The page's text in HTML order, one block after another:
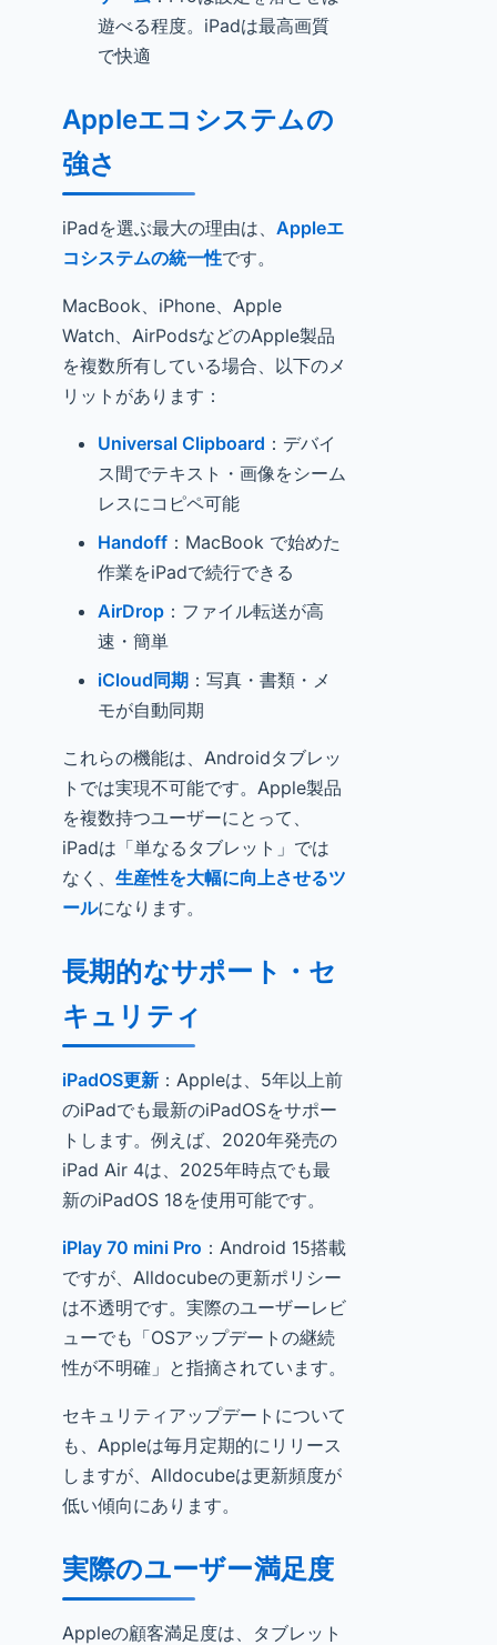
遊べる程度。iPadは最高画質
で快適
Appleエコシステムの
強さ
iPadを選ぶ最大の理由は、 Appleエ
コシステムの統一性です。
MacBook、iPhone、Apple
Watch、AirPodsなどのApple製品
を複数所有している場合、以下のメ
リットがあります：
Universal Clipboard ：デバイ
ス間でテキスト・画像をシーム
レスにコピペ可能
Handoff ：MacBook で始めた
作業をiPadで続行できる
AirDrop ：ファイル転送が高
速・簡単
iCloud同期 ：写真・書類・メ
モが自動同期
これらの機能は、Androidタブレッ
トでは実現不可能です。Apple製品
を複数持つユーザーにとって、
iPadは「単なるタブレット」では
なく、 生産性を大幅に向上させるツ
ールになります。
長期的なサポート・セ
キュリティ
iPadOS更新 ：Appleは、5年以上前
のiPadでも最新のiPadOSをサポー
トします。例えば、2020年発売の
iPad Air 4は、2025年時点でも最
新のiPadOS 18を使用可能です。
iPlay 70 mini Pro ：Android 15搭載
ですが、Alldocubeの更新ポリシー
は不透明です。実際のユーザーレビ
ューでも「OSアップデートの継続
性が不明確」と指摘されています。
セキュリティアップデートについて
も、Appleは毎月定期的にリリース
しますが、Alldocubeは更新頻度が
低い傾向にあります。
実際のユーザー満足度
Appleの顧客満足度は、タブレット